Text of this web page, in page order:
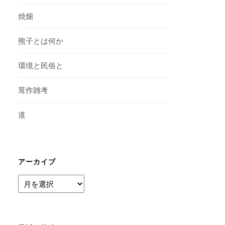
焼畑
熊子とは何か
環境と民俗と
茸作雑考
道
アーカイブ
ア
ー